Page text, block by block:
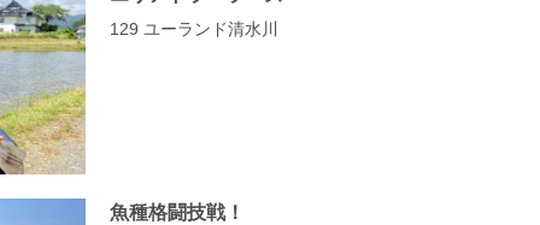
129 ユーランド清水川
魚種格闘技戦！